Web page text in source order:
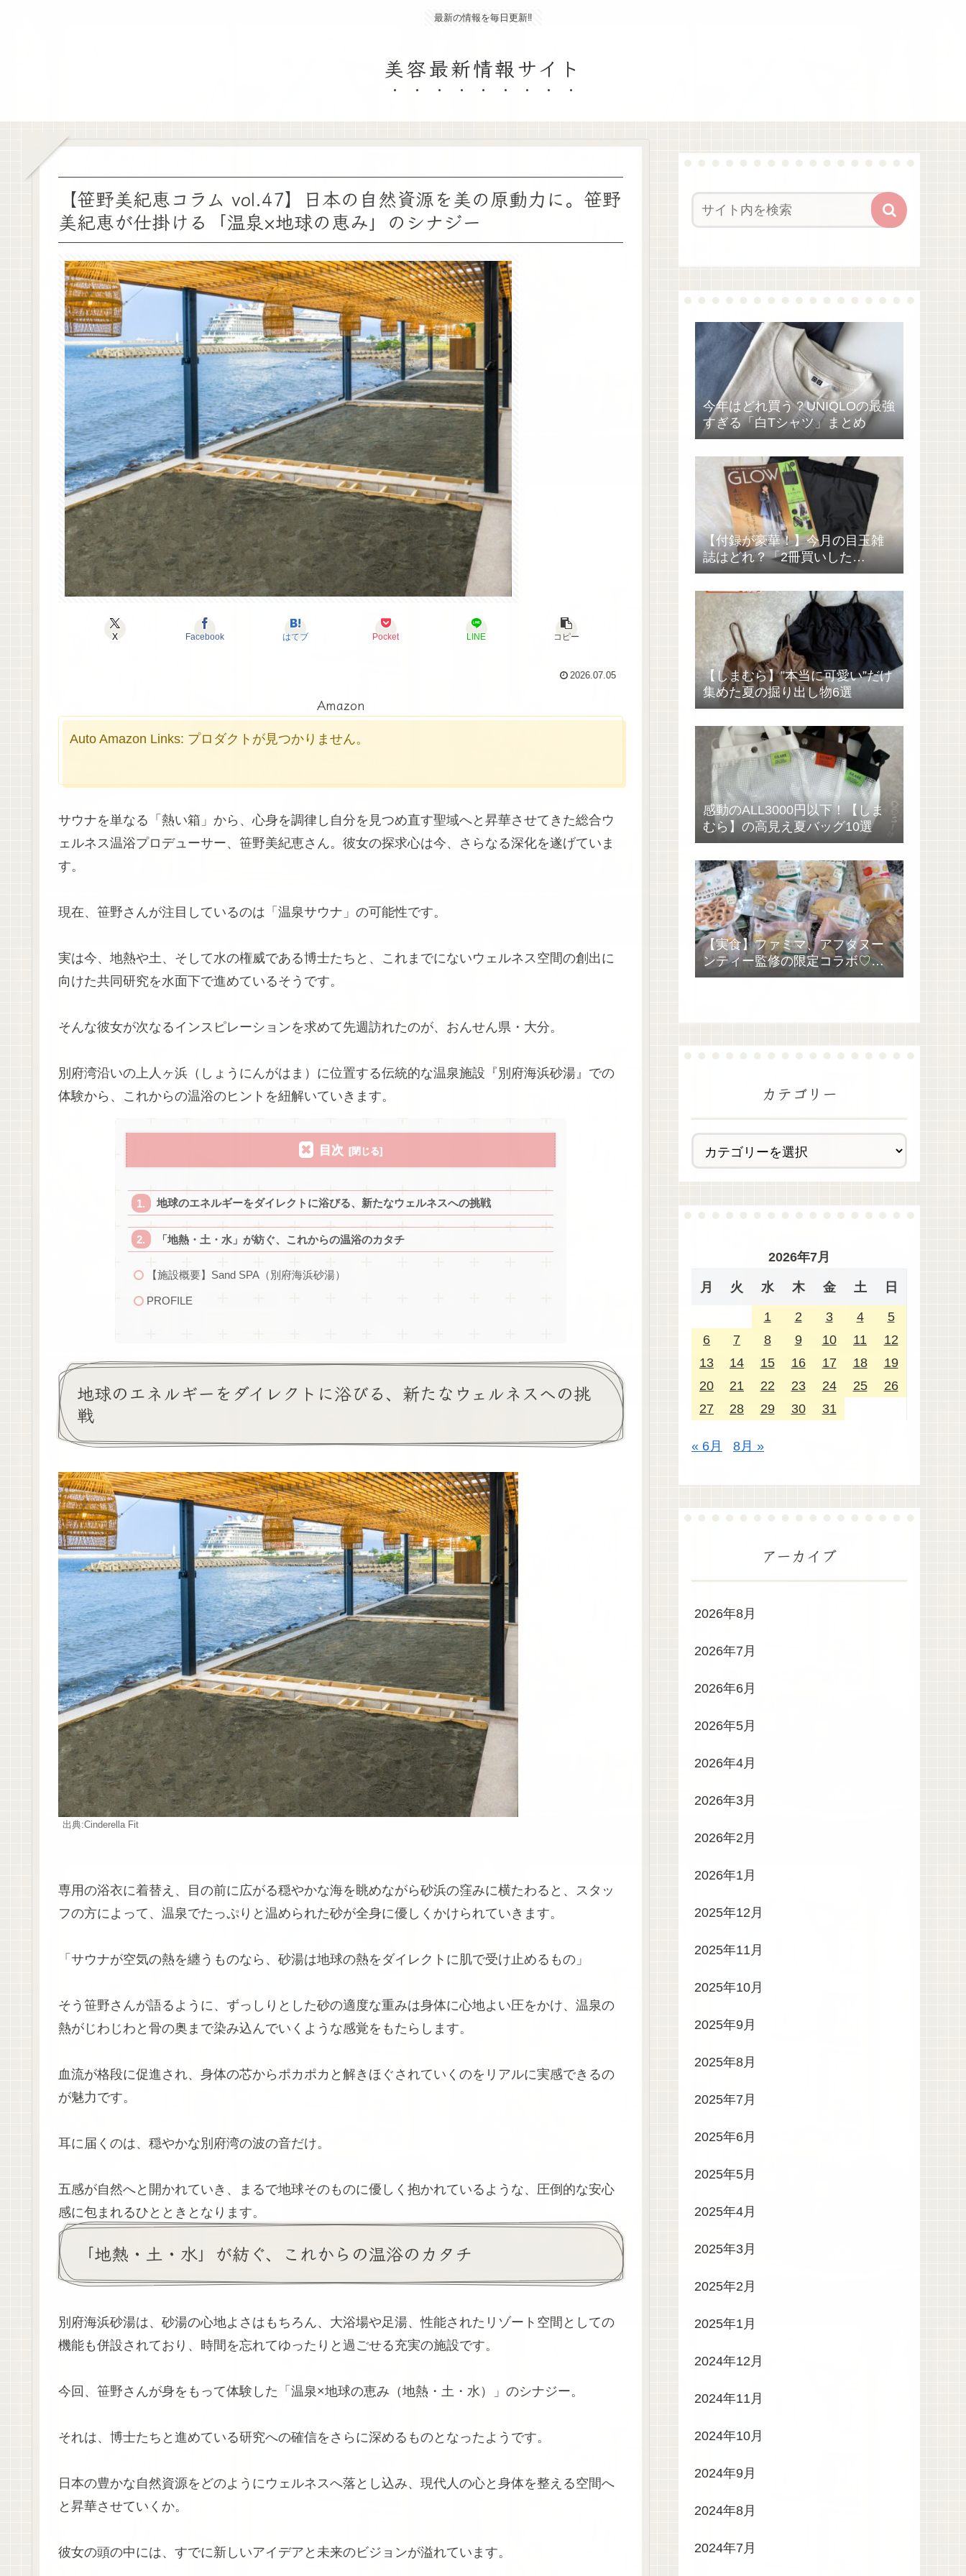
最新の情報を毎日更新‼
美容最新情報サイト
【笹野美紀恵コラム vol.47】日本の自然資源を美の原動力に。笹野
美紀恵が仕掛ける「温泉×地球の恵み」のシナジー
X Facebook はてブ Pocket LINE コピー
2026.07.05
Amazon
Auto Amazon Links: プロダクトが見つかりません。
サウナを単なる「熱い箱」から、心身を調律し自分を見つめ直す聖域へと昇華させてきた総合ウ
ェルネス温浴プロデューサー、笹野美紀恵さん。彼女の探求心は今、さらなる深化を遂げていま
す。
現在、笹野さんが注目しているのは「温泉サウナ」の可能性です。
実は今、地熱や土、そして水の権威である博士たちと、これまでにないウェルネス空間の創出に
向けた共同研究を水面下で進めているそうです。
そんな彼女が次なるインスピレーションを求めて先週訪れたのが、おんせん県・大分。
別府湾沿いの上人ヶ浜（しょうにんがはま）に位置する伝統的な温泉施設『別府海浜砂湯』での
体験から、これからの温浴のヒントを紐解いていきます。
目次
地球のエネルギーをダイレクトに浴びる、新たなウェルネスへの挑戦
「地熱・土・水」が紡ぐ、これからの温浴のカタチ
【施設概要】Sand SPA（別府海浜砂湯）
PROFILE
地球のエネルギーをダイレクトに浴びる、新たなウェルネスへの挑
戦
出典:Cinderella Fit
専用の浴衣に着替え、目の前に広がる穏やかな海を眺めながら砂浜の窪みに横たわると、スタッ
フの方によって、温泉でたっぷりと温められた砂が全身に優しくかけられていきます。
「サウナが空気の熱を纏うものなら、砂湯は地球の熱をダイレクトに肌で受け止めるもの」
そう笹野さんが語るように、ずっしりとした砂の適度な重みは身体に心地よい圧をかけ、温泉の
熱がじわじわと骨の奥まで染み込んでいくような感覚をもたらします。
血流が格段に促進され、身体の芯からポカポカと解きほぐされていくのをリアルに実感できるの
が魅力です。
耳に届くのは、穏やかな別府湾の波の音だけ。
五感が自然へと開かれていき、まるで地球そのものに優しく抱かれているような、圧倒的な安心
感に包まれるひとときとなります。
「地熱・土・水」が紡ぐ、これからの温浴のカタチ
別府海浜砂湯は、砂湯の心地よさはもちろん、大浴場や足湯、性能されたリゾート空間としての
機能も併設されており、時間を忘れてゆったりと過ごせる充実の施設です。
今回、笹野さんが身をもって体験した「温泉×地球の恵み（地熱・土・水）」のシナジー。
それは、博士たちと進めている研究への確信をさらに深めるものとなったようです。
日本の豊かな自然資源をどのようにウェルネスへ落とし込み、現代人の心と身体を整える空間へ
と昇華させていくか。
彼女の頭の中には、すでに新しいアイデアと未来のビジョンが溢れています。
今年はどれ買う？UNIQLOの最強
すぎる「白Tシャツ」まとめ
【付録が豪華！】今月の目玉雑
誌はどれ？「2冊買いした
い……」
【しまむら】”本当に可愛い”だけ
集めた夏の掘り出し物6選
感動のALL3000円以下！【しま
むら】の高見え夏バッグ10選
【実食】ファミマ、アフタヌー
ンティー監修の限定コラボ♡過
去最多全28種類が絶品過ぎた！
カテゴリー
2026年7月
月 火 水 木 金 土 日
1 2 3 4
5
6
7 8 9 10 11
12
13
14 15 16 17 18
19
20
21 22 23 24 25
26
27
28 29 30 31
« 6月 8月 »
アーカイブ
2026年8月
2026年7月
2026年6月
2026年5月
2026年4月
2026年3月
2026年2月
2026年1月
2025年12月
2025年11月
2025年10月
2025年9月
2025年8月
2025年7月
2025年6月
2025年5月
2025年4月
2025年3月
2025年2月
2025年1月
2024年12月
2024年11月
2024年10月
2024年9月
2024年8月
2024年7月